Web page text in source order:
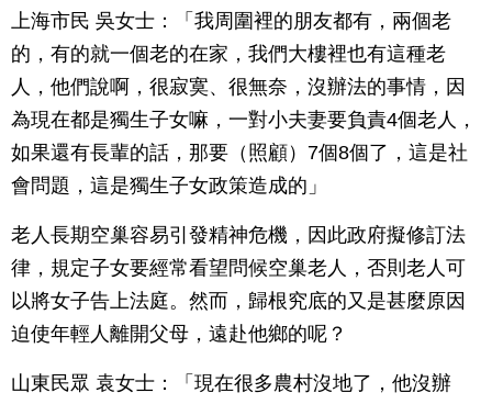
上海市民 吳女士：「我周圍裡的朋友都有，兩個老
的，有的就一個老的在家，我們大樓裡也有這種老
人，他們說啊，很寂寞、很無奈，沒辦法的事情，因
為現在都是獨生子女嘛，一對小夫妻要負責4個老人，
如果還有長輩的話，那要（照顧）7個8個了，這是社
會問題，這是獨生子女政策造成的」
老人長期空巢容易引發精神危機，因此政府擬修訂法
律，規定子女要經常看望問候空巢老人，否則老人可
以將女子告上法庭。然而，歸根究底的又是甚麼原因
迫使年輕人離開父母，遠赴他鄉的呢？
山東民眾 袁女士：「現在很多農村沒地了，他沒辦